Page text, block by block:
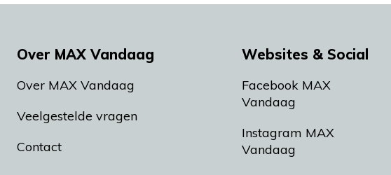
Over MAX Vandaag
Over MAX Vandaag
Veelgestelde vragen
Contact
Websites & Social
Facebook MAX
Vandaag
Instagram MAX
Vandaag